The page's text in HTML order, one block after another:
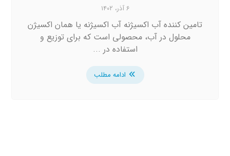
۶ آذر، ۱۴۰۲
تامین کننده آب اکسیژنه آب اکسیژنه یا همان اکسیژن
محلول در آب، محصولی است که برای توزیع و
استفاده در ...
ادامه مطلب